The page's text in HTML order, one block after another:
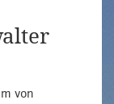
von